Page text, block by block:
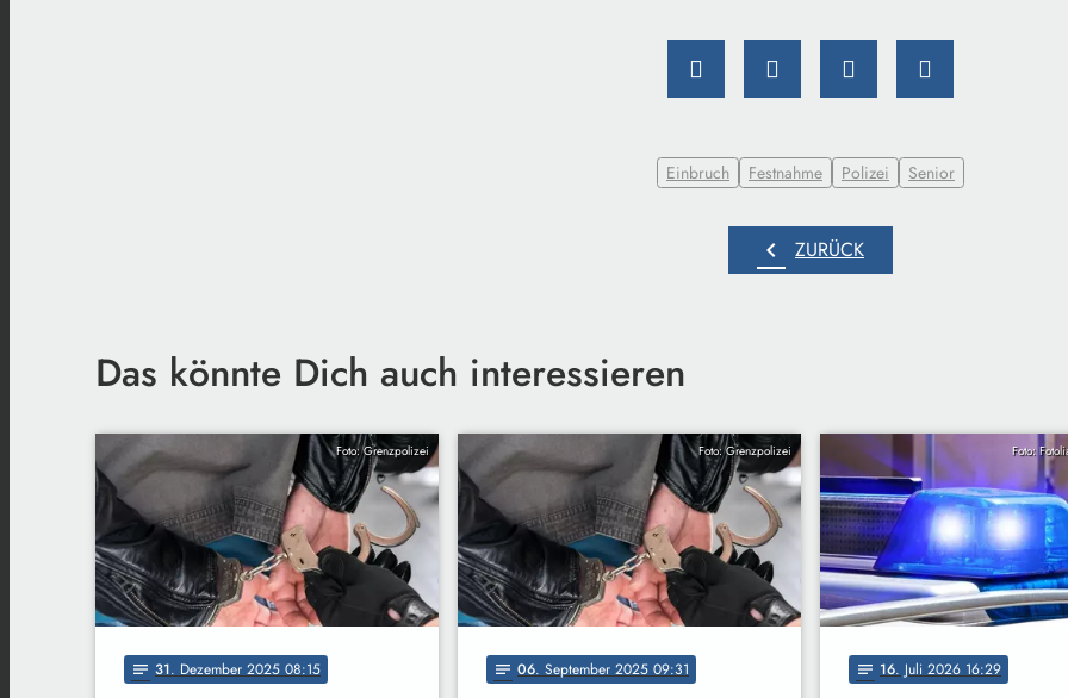
Einbruch Festnahme Polizei Senior
chevron_left ZURÜCK
Das könnte Dich auch interessieren
Foto: Grenzpolizei
notes 31. Dezember 2025 08:15
Foto: Grenzpolizei
notes 06. September 2025 09:31
Foto:
notes 16. Juli 2026 16:29